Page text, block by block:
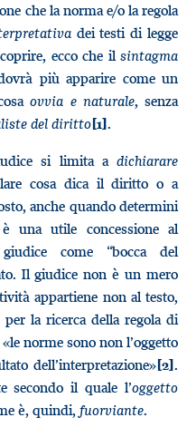
che la norma e/o la regola
dei testi di legge
ecco che il sintagma
più apparire come un
ovvia e naturale, senza
del diritto[1].
si limita a dichiarare
cosa dica il diritto o a
anche quando determini
una utile concessione al
come “bocca del
Il giudice non è un mero
appartiene non al testo,
la ricerca della regola di
norme sono non l’oggetto
dell’interpretazione»[2].
secondo il quale l’oggetto
è, quindi, fuorviante.